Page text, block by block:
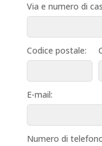
Via e numero di
Codice postale:
E-mail:
Numero di